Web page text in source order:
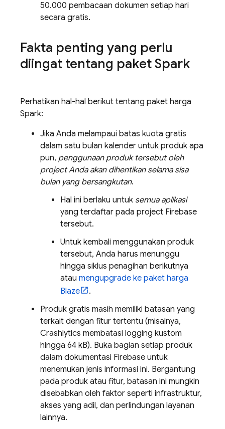
50.000 pembacaan dokumen setiap hari
secara gratis.
Fakta penting yang perlu
diingat tentang paket Spark
Perhatikan hal-hal berikut tentang paket harga
Spark:
Jika Anda melampaui batas kuota gratis
dalam satu bulan kalender untuk produk apa
pun, penggunaan produk tersebut oleh
project Anda akan dihentikan selama sisa
bulan yang bersangkutan.
Hal ini berlaku untuk semua aplikasi
yang terdaftar pada project Firebase
tersebut.
Untuk kembali menggunakan produk
tersebut, Anda harus menunggu
hingga siklus penagihan berikutnya
atau mengupgrade ke paket harga
Blaze
.
Produk gratis masih memiliki batasan yang
terkait dengan fitur tertentu (misalnya,
Crashlytics membatasi logging kustom
hingga 64 kB). Buka bagian setiap produk
dalam dokumentasi Firebase untuk
menemukan jenis informasi ini. Bergantung
pada produk atau fitur, batasan ini mungkin
disebabkan oleh faktor seperti infrastruktur,
akses yang adil, dan perlindungan layanan
lainnya.